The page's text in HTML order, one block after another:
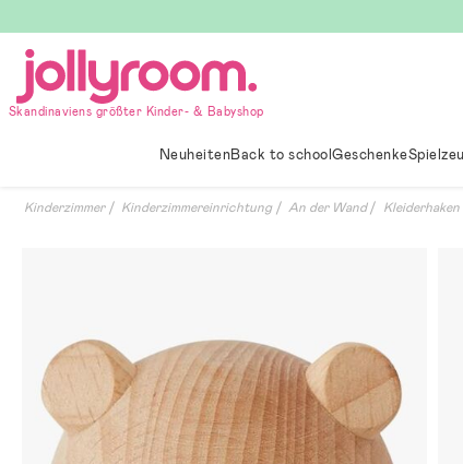
till
innehållet
Skandinaviens größter Kinder- & Babyshop
NeuheitenBack to schoolGeschenke
Kinderzimmer Kinderzimmereinrichtung An der Wand Kleiderhaken